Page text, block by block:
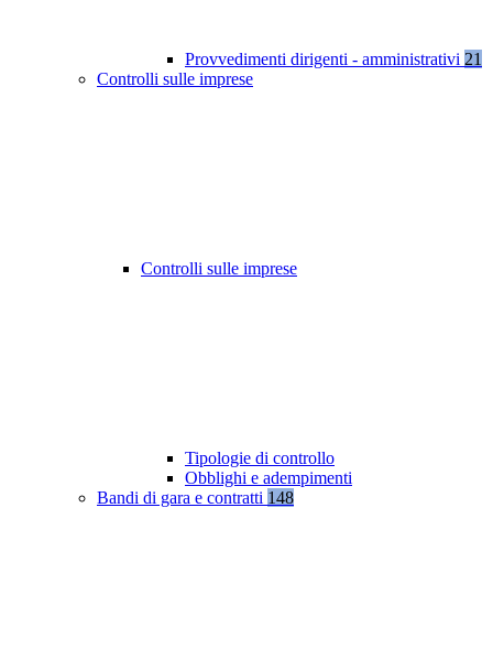
Provvedimenti dirigenti - amministrativi 21
Controlli sulle imprese
Controlli sulle imprese
Tipologie di controllo
Obblighi e adempimenti
Bandi di gara e contratti 148